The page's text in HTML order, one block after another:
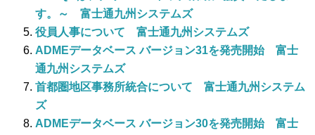
す。～ 富士通九州システムズ
役員人事について 富士通九州システムズ
ADMEデータベース バージョン31を発売開始 富士
通九州システムズ
首都圏地区事務所統合について 富士通九州システム
ズ
ADMEデータベース バージョン30を発売開始 富士